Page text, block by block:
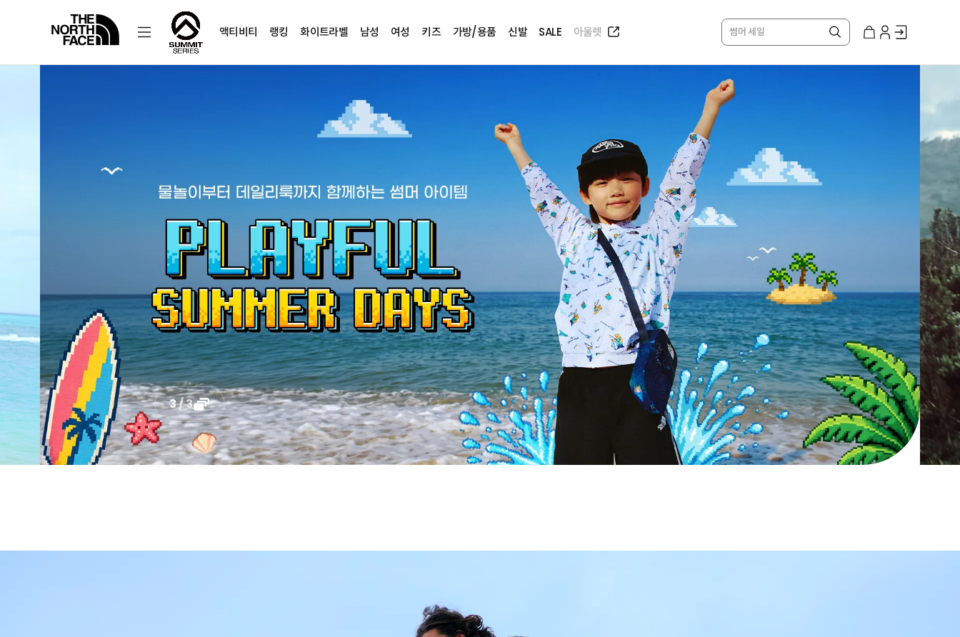
액티비티 랭킹 화이트라벨 남성 여성 키즈 가방/용품 신발 SALE 아울렛 썸머 세일
노
어
FW26 Offtrail Ultra
한계를 넘어서는 초경량 트레일 테크
1 / 3